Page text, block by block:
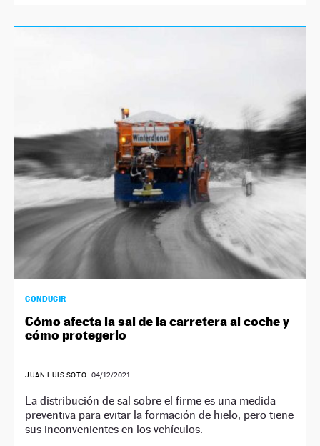
CONDUCIR
Cómo afecta la sal de la carretera al coche y
cómo protegerlo
JUAN LUIS SOTO |04/12/2021
La distribución de sal sobre el firme es una medida
preventiva para evitar la formación de hielo, pero tiene
sus inconvenientes en los vehículos.